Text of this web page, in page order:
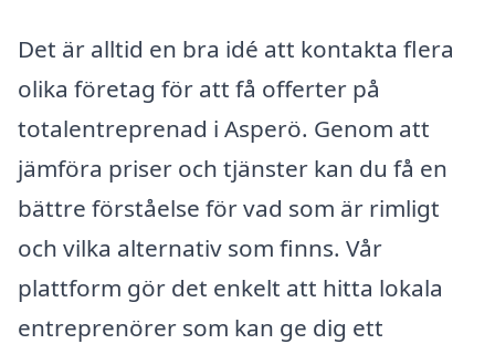
Det är alltid en bra idé att kontakta flera
olika företag för att få offerter på
totalentreprenad i Asperö. Genom att
jämföra priser och tjänster kan du få en
bättre förståelse för vad som är rimligt
och vilka alternativ som finns. Vår
plattform gör det enkelt att hitta lokala
entreprenörer som kan ge dig ett